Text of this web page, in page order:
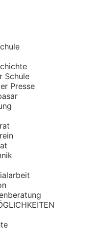
Schule
Presse